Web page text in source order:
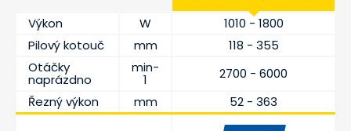
Výkon
W
1010 - 1800
Pilový kotouč
mm
118 - 355
Otáčky
naprázdno
min-
1
2700 - 6000
Řezný výkon
mm 52 - 363